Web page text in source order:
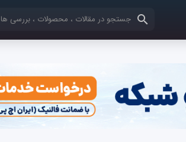
کلمات کلیدی خود را وارد کنید